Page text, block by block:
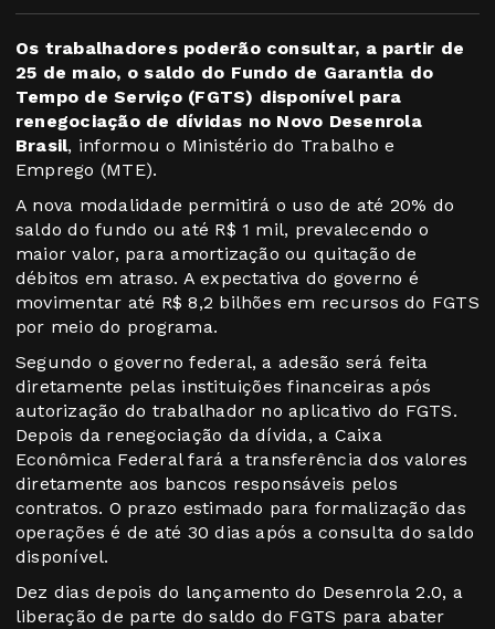
Os trabalhadores poderão consultar, a partir de
25 de maio, o saldo do Fundo de Garantia do
Tempo de Serviço (FGTS) disponível para
renegociação de dívidas no Novo Desenrola
Brasil, informou o Ministério do Trabalho e
Emprego (MTE).
A nova modalidade permitirá o uso de até 20% do
saldo do fundo ou até R$ 1 mil, prevalecendo o
maior valor, para amortização ou quitação de
débitos em atraso. A expectativa do governo é
movimentar até R$ 8,2 bilhões em recursos do FGTS
por meio do programa.
Segundo o governo federal, a adesão será feita
diretamente pelas instituições financeiras após
autorização do trabalhador no aplicativo do FGTS.
Depois da renegociação da dívida, a Caixa
Econômica Federal fará a transferência dos valores
diretamente aos bancos responsáveis pelos
contratos. O prazo estimado para formalização das
operações é de até 30 dias após a consulta do saldo
disponível.
Dez dias depois do lançamento do Desenrola 2.0, a
liberação de parte do saldo do FGTS para abater